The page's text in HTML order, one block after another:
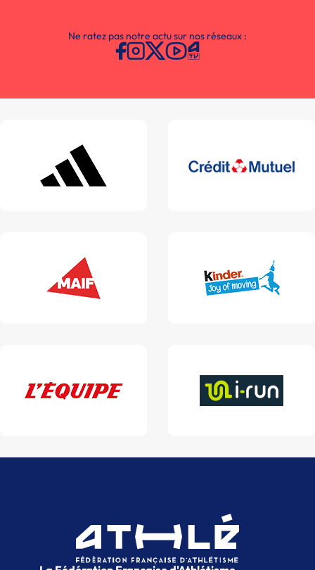
Ne ratez pas notre actu sur nos réseaux :